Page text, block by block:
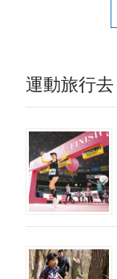
ナ
ビ
ゲ
ー
シ
ョ
ン
運動旅行去